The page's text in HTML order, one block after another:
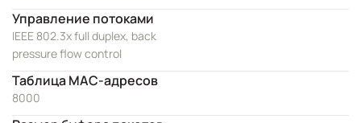
Управление потоками
IEEE 802.3x full duplex, back
pressure flow control
Таблица MAC-адресов
8000